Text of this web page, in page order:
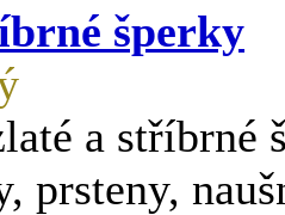
šperky
a stříbrné
prsteny,